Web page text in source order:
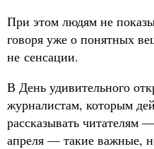
При этом людям не
говоря уже о понятных
не сенсации.
В День удивительного
журналистам, которым
рассказывать читателям
апреля — такие важные,